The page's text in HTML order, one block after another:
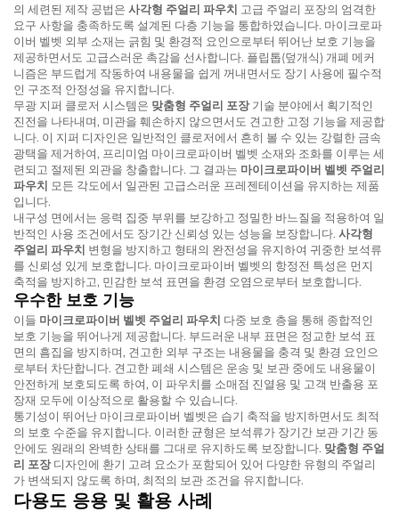
의 세련된 제작 공법은 사각형 주얼리 파우치 고급 주얼리 포장의 엄격한
요구 사항을 충족하도록 설계된 다층 기능을 통합하였습니다. 마이크로파
이버 벨벳 외부 소재는 긁힘 및 환경적 요인으로부터 뛰어난 보호 기능을
제공하면서도 고급스러운 촉감을 선사합니다. 플립톱(덮개식) 개폐 메커
니즘은 부드럽게 작동하여 내용물을 쉽게 꺼내면서도 장기 사용에 필수적
인 구조적 안정성을 유지합니다.
무광 지퍼 클로저 시스템은 맞춤형 주얼리 포장기술 분야에서 획기적인
진전을 나타내며, 미관을 훼손하지 않으면서도 견고한 고정 기능을 제공합
니다. 이 지퍼 디자인은 일반적인 클로저에서 흔히 볼 수 있는 강렬한 금속
광택을 제거하여, 프리미엄 마이크로파이버 벨벳 소재와 조화를 이루는 세
련되고 절제된 외관을 창출합니다. 그 결과는 마이크로파이버 벨벳 주얼리
파우치 모든 각도에서 일관된 고급스러운 프레젠테이션을 유지하는 제품
입니다.
내구성 면에서는 응력 집중 부위를 보강하고 정밀한 바느질을 적용하여 일
반적인 사용 조건에서도 장기간 신뢰성 있는 성능을 보장합니다. 사각형
주얼리 파우치 변형을 방지하고 형태의 완전성을 유지하여 귀중한 보석류
를 신뢰성 있게 보호합니다. 마이크로파이버 벨벳의 항정전 특성은 먼지
축적을 방지하고, 민감한 보석 표면을 환경 오염으로부터 보호합니다.
우수한 보호 기능
이들 마이크로파이버 벨벳 주얼리 파우치 다중 보호 층을 통해 종합적인
보호 기능을 뛰어나게 제공합니다. 부드러운 내부 표면은 정교한 보석 표
면의 흠집을 방지하며, 견고한 외부 구조는 내용물을 충격 및 환경 요인으
로부터 차단합니다. 견고한 폐쇄 시스템은 운송 및 보관 중에도 내용물이
안전하게 보호되도록 하여, 이 파우치를 소매점 진열용 및 고객 반출용 포
장재 모두에 이상적으로 활용할 수 있습니다.
통기성이 뛰어난 마이크로파이버 벨벳은 습기 축적을 방지하면서도 최적
의 보호 수준을 유지합니다. 이러한 균형은 보석류가 장기간 보관 기간 동
안에도 원래의 완벽한 상태를 그대로 유지하도록 보장합니다. 맞춤형 주얼
리 포장디자인에 환기 고려 요소가 포함되어 있어 다양한 유형의 주얼리
가 변색되지 않도록 하며, 최적의 보관 조건을 유지합니다.
다용도 응용 및 활용 사례